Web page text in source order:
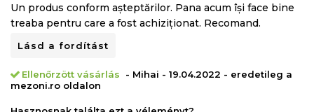
Un produs conform așteptărilor. Pana acum își face bine
treaba pentru care a fost achiziționat. Recomand.
Lásd a fordítást
Ellenőrzött vásárlás
- Mihai - 19.04.2022 - eredetileg a
mezoni.ro oldalon